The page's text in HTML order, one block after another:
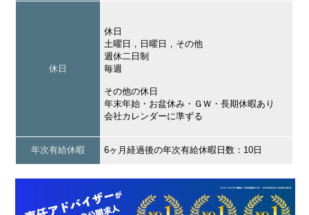
休日
休日
土曜日，日曜日，その他
週休二日制
毎週
その他の休日
年末年始・お盆休み・ＧＷ・長期休暇あり
会社カレンダーに準ずる
年次有給休暇 6ヶ月経過後の年次有給休暇日数：10日